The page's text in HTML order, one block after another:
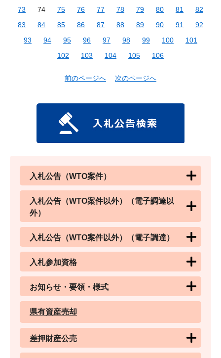
73
74 75 76 77 78 79 80 81
82
83
84 85 86 87 88 89 90 91
92
93
94 95 96 97 98 99 100
101
102
103 104 105 106
前のページへ 次のページへ
入札公告（WTO案件）
入札公告（WTO案件以外）（電子調達以
外）
入札公告（WTO案件以外）（電子調達）
入札参加資格
お知らせ・要領・様式
県有資産売却
差押財産公売